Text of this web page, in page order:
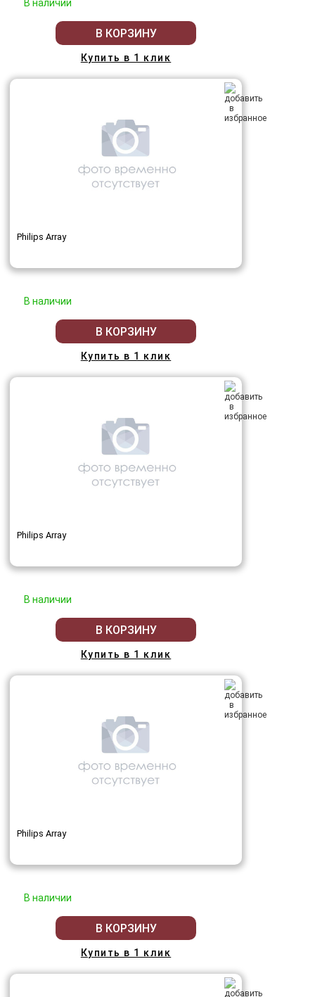
В наличии
В КОРЗИНУ
Купить в 1 клик
Philips Array
В наличии
В КОРЗИНУ
Купить в 1 клик
Philips Array
В наличии
В КОРЗИНУ
Купить в 1 клик
Philips Array
В наличии
В КОРЗИНУ
Купить в 1 клик